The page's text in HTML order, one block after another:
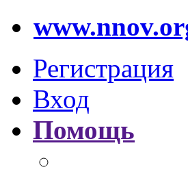
Регистрация
Вход
Помощь